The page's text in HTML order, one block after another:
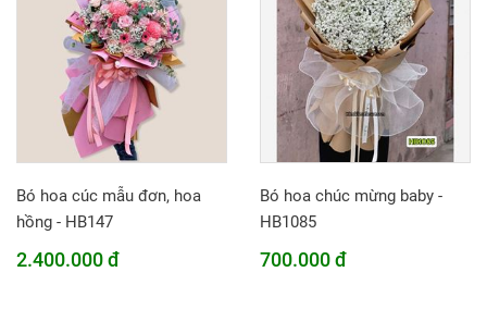
Bó hoa cúc mẫu đơn, hoa
hồng - HB147
2.400.000 đ
Bó hoa chúc mừng baby -
HB1085
700.000 đ